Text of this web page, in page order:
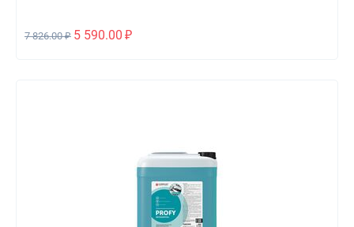
7 826.00 ₽ 5 590.00 ₽